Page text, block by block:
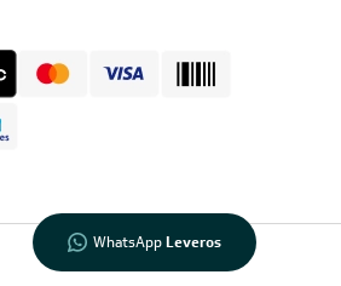
WhatsAppLeveros
LIA